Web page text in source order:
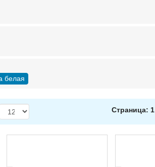
белая
Страница: 1